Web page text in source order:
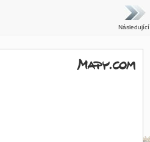
Následující